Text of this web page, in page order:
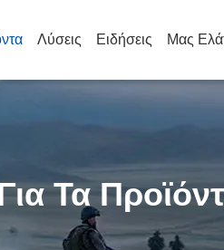
Λύσεις Ειδήσεις Μας
Τα